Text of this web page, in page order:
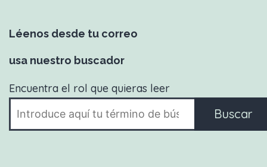
Léenos desde tu correo
usa nuestro buscador
Encuentra el rol que quieras leer
Buscar